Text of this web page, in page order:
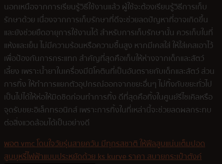
นอกเหนือจากการเรียนรู้วิธีใช้งานแล้ว ผู้ใช้จะต้องเรียนรู้วิธีการเก็บ
รักษาด้วย เนื่องจากการเก็บรักษาที่ดีจะช่วยลดปัญหาที่อาจเกิดขึ้น
และยังช่วยยืดอายุการใช้งานได้ สำหรับการเก็บรักษานั้น ควรเก็บในที่
แห้งและเย็น ไม่มีความร้อนหรือความชื้นสูง หากมีเคสใส่ ให้ใส่เคสเอาไว้
เพื่อป้องกันการกระแทก สำคัญที่สุดคือเก็บให้ห่างจากเด็กและสัตว์
เลี้ยง เพราะน้ำยาในเครื่องมีนิโคตินที่เป็นอันตรายกับเด็กและสัตว์ ส่วน
การทิ้ง ให้ทำการแยกตัวอุปกรณ์ออกจากขยะอื่นๆ ไม่ทิ้งกับขยะทั่วไป
เป็นไปได้ให้ห่อให้มิดชิดก่อนทำการทิ้ง ดีที่สุดคือทิ้งในศูนย์รีไซเคิลหรือ
จุดรับขยะอิเล็กทรอนิกส์ เพราะการทิ้งในที่เหล่านี้จะช่วยลดผลกระทบ
ต่อสิ่งแวดล้อมได้เป็นอย่างดี
พอต vmc โดนใจวัยรุ่นสายควัน มีทุกรสชาติ ให้ฟีลสูบแน่นเต็มปอด
สูบบุหรี่ไฟฟ้าแบบประหยัดด้วย ks kurve ราคา สบายกระเป๋าตังค์